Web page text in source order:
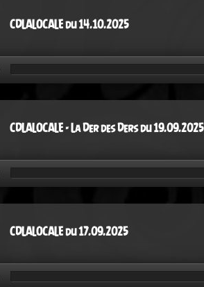
CDLALOCALE du 14.10.2025
CDLALOCALE - La Der des Ders du 19.09.2025
CDLALOCALE du 17.09.2025